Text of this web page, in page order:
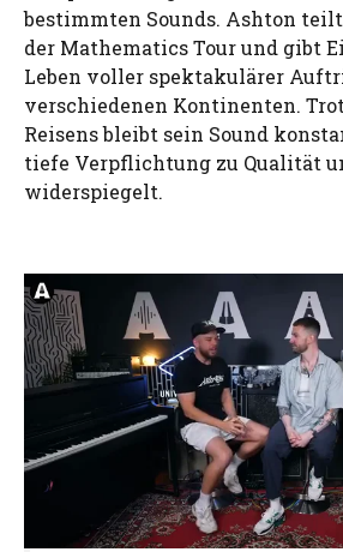
bestimmten Sounds. Ashton
der Mathematics Tour und gibt
Leben voller spektakulärer
verschiedenen Kontinenten.
Reisens bleibt sein Sound
tiefe Verpflichtung zu Qualität
widerspiegelt.